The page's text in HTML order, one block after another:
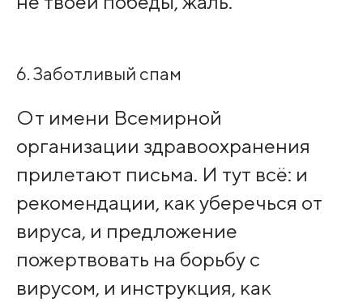
6. Заботливый спам
От имени Всемирной
организации здравоохранения
прилетают письма. И тут всё: и
рекомендации, как уберечься от
вируса, и предложение
пожертвовать на борьбу с
вирусом, и инструкция, как